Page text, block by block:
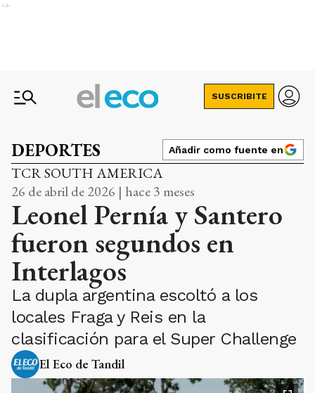
Ads
SUSCRIBITE
DEPORTES Añadir como fuente en
TCR SOUTH AMERICA
26 de abril de 2026 | hace 3 meses
Leonel Pernía y Santero
fueron segundos en
Interlagos
La dupla argentina escoltó a los
locales Fraga y Reis en la
clasificación para el Super Challenge
El Eco de Tandil